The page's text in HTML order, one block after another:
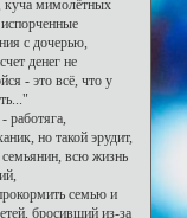
куча мимолётных
с дочерью,
денег не
- это всё, что у
работяга,
но такой эрудит,
всю жизнь
семью и
бросивший из-за